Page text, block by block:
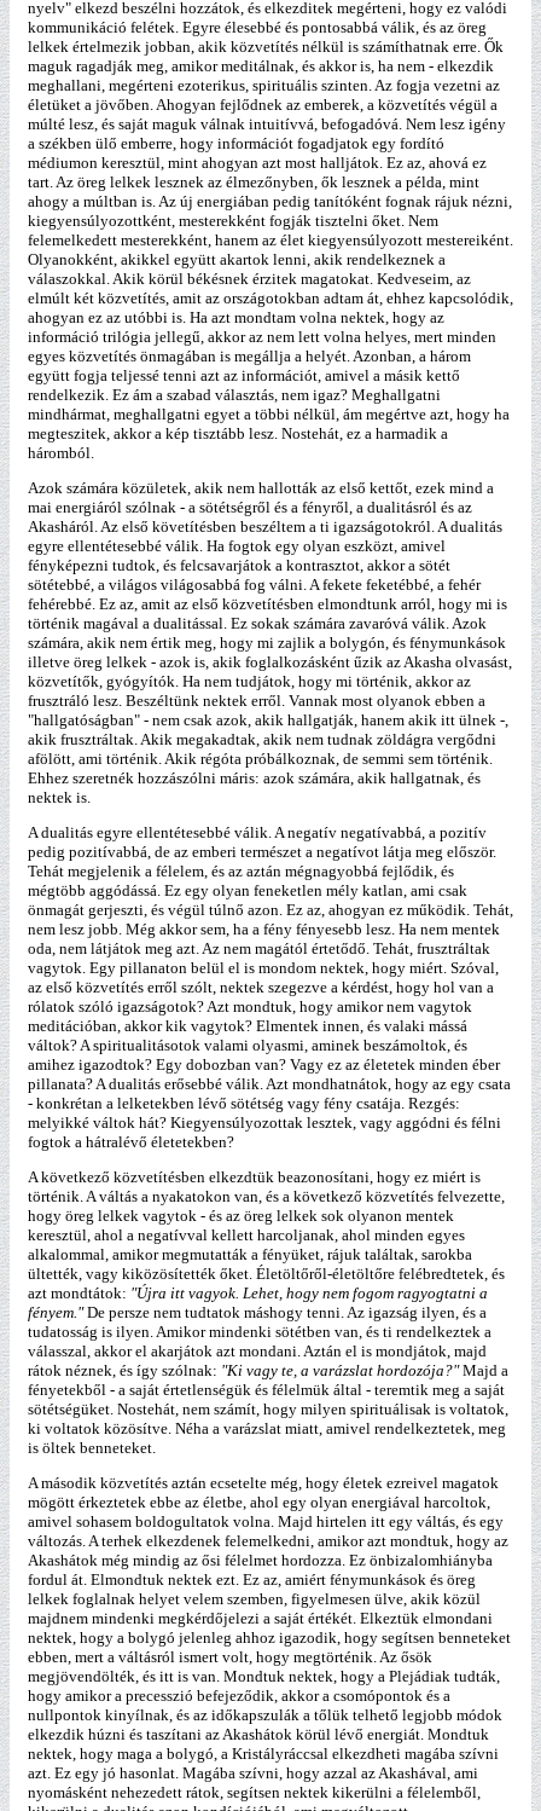
nyelv" elkezd beszélni hozzátok, és elkezditek megérteni, hogy ez valódi
kommunikáció felétek. Egyre élesebbé és pontosabbá válik, és az öreg
lelkek értelmezik jobban, akik közvetítés nélkül is számíthatnak erre. Ők
maguk ragadják meg, amikor meditálnak, és akkor is, ha nem - elkezdik
meghallani, megérteni ezoterikus, spirituális szinten. Az fogja vezetni az
életüket a jövőben. Ahogyan fejlődnek az emberek, a közvetítés végül a
múlté lesz, és saját maguk válnak intuitívvá, befogadóvá. Nem lesz igény
a székben ülő emberre, hogy információt fogadjatok egy fordító
médiumon keresztül, mint ahogyan azt most halljátok. Ez az, ahová ez
tart. Az öreg lelkek lesznek az élmezőnyben, ők lesznek a példa, mint
ahogy a múltban is. Az új energiában pedig tanítóként fognak rájuk nézni,
kiegyensúlyozottként, mesterekként fogják tisztelni őket. Nem
felemelkedett mesterekként, hanem az élet kiegyensúlyozott mestereiként.
Olyanokként, akikkel együtt akartok lenni, akik rendelkeznek a
válaszokkal. Akik körül békésnek érzitek magatokat. Kedveseim, az
elmúlt két közvetítés, amit az országotokban adtam át, ehhez kapcsolódik,
ahogyan ez az utóbbi is. Ha azt mondtam volna nektek, hogy az
információ trilógia jellegű, akkor az nem lett volna helyes, mert minden
egyes közvetítés önmagában is megállja a helyét. Azonban, a három
együtt fogja teljessé tenni azt az információt, amivel a másik kettő
rendelkezik. Ez ám a szabad választás, nem igaz? Meghallgatni
mindhármat, meghallgatni egyet a többi nélkül, ám megértve azt, hogy ha
megteszitek, akkor a kép tisztább lesz. Nostehát, ez a harmadik a
háromból.
Azok számára közületek, akik nem hallották az első kettőt, ezek mind a
mai energiáról szólnak - a sötétségről és a fényről, a dualitásról és az
Akasháról. Az első követítésben beszéltem a ti igazságotokról. A dualitás
egyre ellentétesebbé válik. Ha fogtok egy olyan eszközt, amivel
fényképezni tudtok, és felcsavarjátok a kontrasztot, akkor a sötét
sötétebbé, a világos világosabbá fog válni. A fekete feketébbé, a fehér
fehérebbé. Ez az, amit az első közvetítésben elmondtunk arról, hogy mi is
történik magával a dualitással. Ez sokak számára zavaróvá válik. Azok
számára, akik nem értik meg, hogy mi zajlik a bolygón, és fénymunkások
illetve öreg lelkek - azok is, akik foglalkozásként űzik az Akasha olvasást,
közvetítők, gyógyítók. Ha nem tudjátok, hogy mi történik, akkor az
frusztráló lesz. Beszéltünk nektek erről. Vannak most olyanok ebben a
"hallgatóságban" - nem csak azok, akik hallgatják, hanem akik itt ülnek -,
akik frusztráltak. Akik megakadtak, akik nem tudnak zöldágra vergődni
afölött, ami történik. Akik régóta próbálkoznak, de semmi sem történik.
Ehhez szeretnék hozzászólni máris: azok számára, akik hallgatnak, és
nektek is.
A dualitás egyre ellentétesebbé válik. A negatív negatívabbá, a pozitív
pedig pozitívabbá, de az emberi természet a negatívot látja meg először.
Tehát megjelenik a félelem, és az aztán mégnagyobbá fejlődik, és
mégtöbb aggódássá. Ez egy olyan feneketlen mély katlan, ami csak
önmagát gerjeszti, és végül túlnő azon. Ez az, ahogyan ez működik. Tehát,
nem lesz jobb. Még akkor sem, ha a fény fényesebb lesz. Ha nem mentek
oda, nem látjátok meg azt. Az nem magától értetődő. Tehát, frusztráltak
vagytok. Egy pillanaton belül el is mondom nektek, hogy miért. Szóval,
az első közvetítés erről szólt, nektek szegezve a kérdést, hogy hol van a
rólatok szóló igazságotok? Azt mondtuk, hogy amikor nem vagytok
meditációban, akkor kik vagytok? Elmentek innen, és valaki mássá
váltok? A spiritualitásotok valami olyasmi, aminek beszámoltok, és
amihez igazodtok? Egy dobozban van? Vagy ez az életetek minden éber
pillanata? A dualitás erősebbé válik. Azt mondhatnátok, hogy az egy csata
- konkrétan a lelketekben lévő sötétség vagy fény csatája. Rezgés:
melyikké váltok hát? Kiegyensúlyozottak lesztek, vagy aggódni és félni
fogtok a hátralévő életetekben?
A következő közvetítésben elkezdtük beazonosítani, hogy ez miért is
történik. A váltás a nyakatokon van, és a következő közvetítés felvezette,
hogy öreg lelkek vagytok - és az öreg lelkek sok olyanon mentek
keresztül, ahol a negatívval kellett harcoljanak, ahol minden egyes
alkalommal, amikor megmutatták a fényüket, rájuk találtak, sarokba
ültették, vagy kiközösítették őket. Életöltőről-életöltőre felébredtetek, és
azt mondtátok: "Újra itt vagyok. Lehet, hogy nem fogom ragyogtatni a
fényem."De persze nem tudtatok máshogy tenni. Az igazság ilyen, és a
tudatosság is ilyen. Amikor mindenki sötétben van, és ti rendelkeztek a
válasszal, akkor el akarjátok azt mondani. Aztán el is mondjátok, majd
rátok néznek, és így szólnak: "Ki vagy te, a varázslat hordozója?"Majd a
fényetekből - a saját értetlenségük és félelmük által - teremtik meg a saját
sötétségüket. Nostehát, nem számít, hogy milyen spirituálisak is voltatok,
ki voltatok közösítve. Néha a varázslat miatt, amivel rendelkeztetek, meg
is öltek benneteket.
A második közvetítés aztán ecsetelte még, hogy életek ezreivel magatok
mögött érkeztetek ebbe az életbe, ahol egy olyan energiával harcoltok,
amivel sohasem boldogultatok volna. Majd hirtelen itt egy váltás, és egy
változás. A terhek elkezdenek felemelkedni, amikor azt mondtuk, hogy az
Akashátok még mindig az ősi félelmet hordozza. Ez önbizalomhiányba
fordul át. Elmondtuk nektek ezt. Ez az, amiért fénymunkások és öreg
lelkek foglalnak helyet velem szemben, figyelmesen ülve, akik közül
majdnem mindenki megkérdőjelezi a saját értékét. Elkeztük elmondani
nektek, hogy a bolygó jelenleg ahhoz igazodik, hogy segítsen benneteket
ebben, mert a váltásról ismert volt, hogy megtörténik. Az ősök
megjövendölték, és itt is van. Mondtuk nektek, hogy a Plejádiak tudták,
hogy amikor a precesszió befejeződik, akkor a csomópontok és a
nullpontok kinyílnak, és az időkapszulák a tőlük telhető legjobb módok
elkezdik húzni és taszítani az Akashátok körül lévő energiát. Mondtuk
nektek, hogy maga a bolygó, a Kristályráccsal elkezdheti magába szívni
azt. Ez egy jó hasonlat. Magába szívni, hogy azzal az Akashával, ami
nyomásként nehezedett rátok, segítsen nektek kikerülni a félelemből,